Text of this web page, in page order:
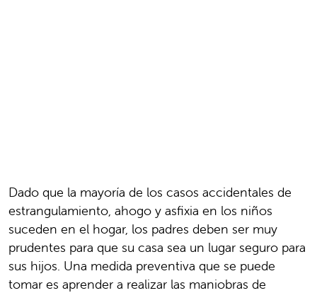
Dado que la mayoría de los casos accidentales de
estrangulamiento, ahogo y asfixia en los niños
suceden en el hogar, los padres deben ser muy
prudentes para que su casa sea un lugar seguro para
sus hijos. Una medida preventiva que se puede
tomar es aprender a realizar las maniobras de